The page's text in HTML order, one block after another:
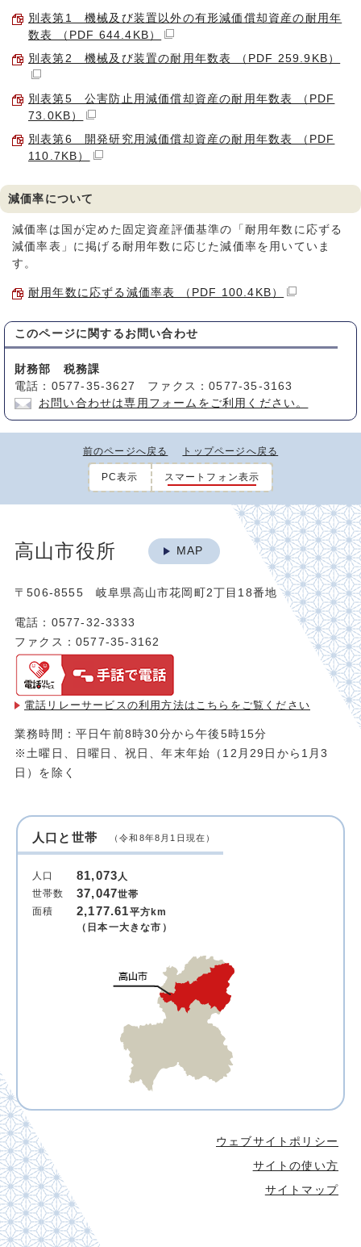
別表第1 機械及び装置以外の有形減価償却資産の耐用年
数表 （PDF 644.4KB）
別表第2 機械及び装置の耐用年数表 （PDF 259.9KB）
別表第5 公害防止用減価償却資産の耐用年数表 （PDF
73.0KB）
別表第6 開発研究用減価償却資産の耐用年数表 （PDF
110.7KB）
減価率について
減価率は国が定めた固定資産評価基準の「耐用年数に応ずる
減価率表」に掲げる耐用年数に応じた減価率を用いていま
す。
耐用年数に応ずる減価率表 （PDF 100.4KB）
このページに関する お問い合わせ
財務部 税務課
電話：0577-35-3627 ファクス：0577-35-3163
お問い合わせは専用フォームをご利用ください。
前のページへ戻る トップページへ戻る
PC表示 スマートフォン表示
高山市役所 MAP
〒506-8555 岐阜県高山市花岡町2丁目18番地
電話：0577-32-3333
ファクス：0577-35-3162
電話リレーサービスの利用方法は こちらをご覧ください
業務時間：平日午前8時30分から午後5時15分
※土曜日、日曜日、祝日、年末年始（12月29日から1月3
日）を除く
人口と世帯 （令和8年8月1日現在）
人口 81,073人
世帯数
37,047世帯
面積
2,177.61平方km
（日本一大きな市）
ウェブサイトポリシー
サイトの使い方
サイトマップ